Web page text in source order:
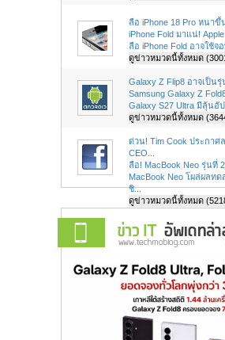
ลือ iPhone 18 Pro หนาขึ้น
iPhone Fold มาแน่!
ลือ iPhone Fold อาจใช้จ
ดูข่าวหมวดนี้ทั้งหมด
Galaxy Z Flip8 อาจเป็นรุ่
Samsung Galaxy Z
Galaxy S27 Ultra มีลุ้นอัป
ดูข่าวหมวดนี้ทั้งหมด
ด่วน! Tim Cook ประกาศ
CEO...
ลือ! MacBook Neo รุ่นที่
MacBook Neo โผล่ผลทด
ชิ...
ดูข่าวหมวดนี้ทั้งหมด